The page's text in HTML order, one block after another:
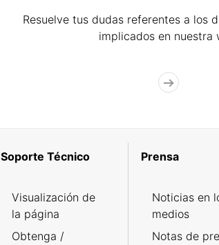
Resuelve tus dudas referentes a los
implicados en nuestra
Soporte Técnico
Visualización de
la página
Obtenga /
Prensa
Noticias en
medios
Notas de